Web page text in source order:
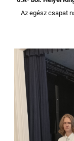
Az egész csapat